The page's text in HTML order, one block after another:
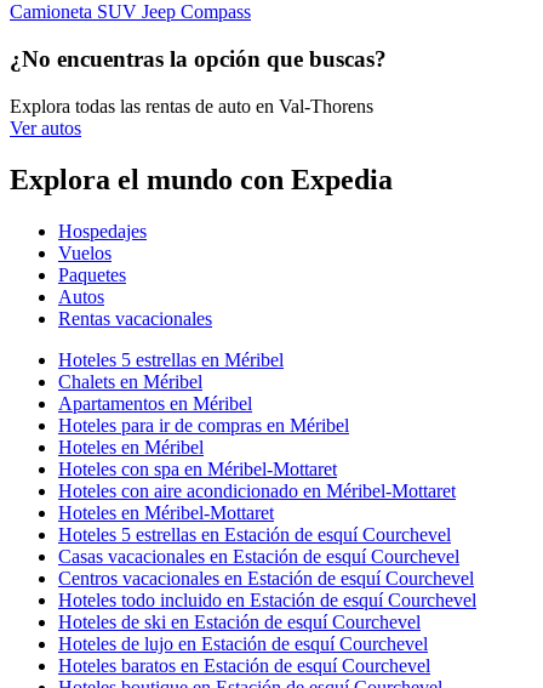
Camioneta SUV Jeep Compass
¿No encuentras la opción que buscas?
Explora todas las rentas de auto en Val-Thorens
Ver autos
Explora el mundo con Expedia
Hospedajes
Vuelos
Paquetes
Autos
Rentas vacacionales
Hoteles 5 estrellas en Méribel
Chalets en Méribel
Apartamentos en Méribel
Hoteles para ir de compras en Méribel
Hoteles en Méribel
Hoteles con spa en Méribel-Mottaret
Hoteles con aire acondicionado en Méribel-Mottaret
Hoteles en Méribel-Mottaret
Hoteles 5 estrellas en Estación de esquí Courchevel
Casas vacacionales en Estación de esquí Courchevel
Centros vacacionales en Estación de esquí Courchevel
Hoteles todo incluido en Estación de esquí Courchevel
Hoteles de ski en Estación de esquí Courchevel
Hoteles de lujo en Estación de esquí Courchevel
Hoteles baratos en Estación de esquí Courchevel